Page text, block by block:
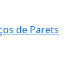
de Parets